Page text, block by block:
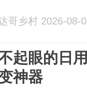
哥乡村 2026-08-
起眼的日
神器